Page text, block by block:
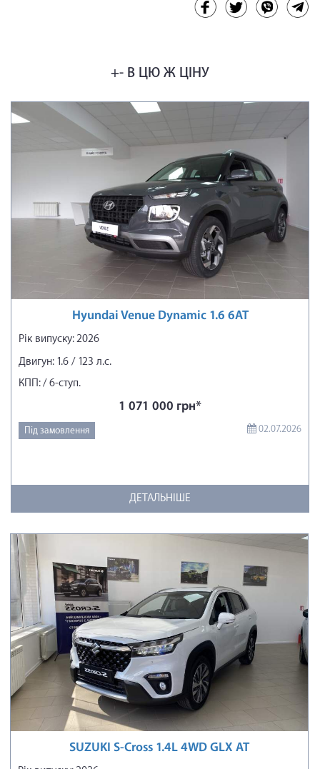
+- В ЦЮ Ж ЦІНУ
Hyundai Venue Dynamic 1.6 6AT
Рік випуску: 2026
Двигун: 1.6 / 123 л.с.
КПП: / 6-ступ.
1 071 000 грн*
Під замовлення 02.07.2026
ДЕТАЛЬНІШЕ
SUZUKI S-Cross 1.4L 4WD GLX AT